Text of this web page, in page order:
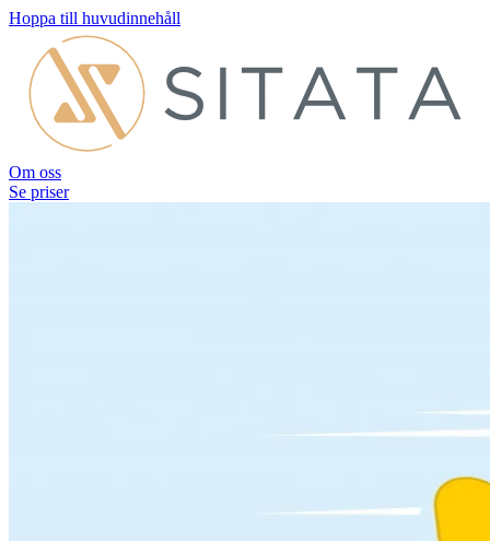
Hoppa till huvudinnehåll
Om oss
Se priser